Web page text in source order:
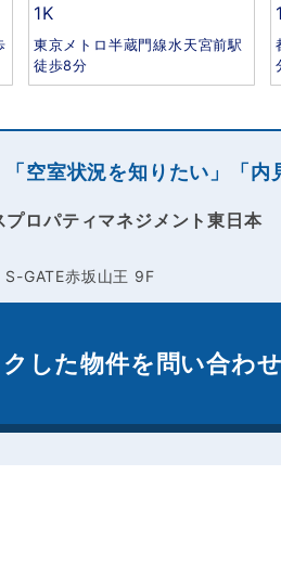
1K
東京メトロ半蔵門線水天宮前駅
徒歩8分
「空室状況を知りたい」「
ロパティマネジメント東日本
GATE赤坂山王 9F
した物件を 問い合わ